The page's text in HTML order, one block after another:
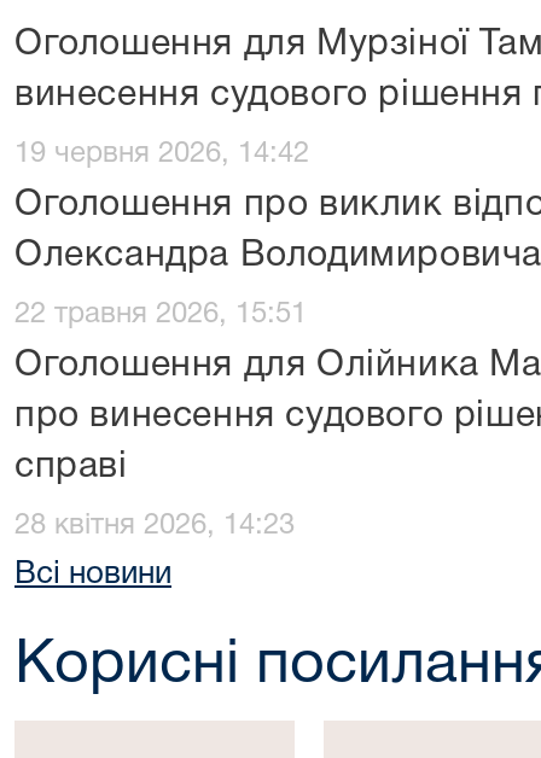
Оголошення для Мурзіної
винесення судового рішення
19 червня 2026, 14:42
Оголошення про виклик
Олександра
22 травня 2026, 15:51
Оголошення для Олійника
про винесення судового
справі
28 квітня 2026, 14:23
Всі новини
Корисні